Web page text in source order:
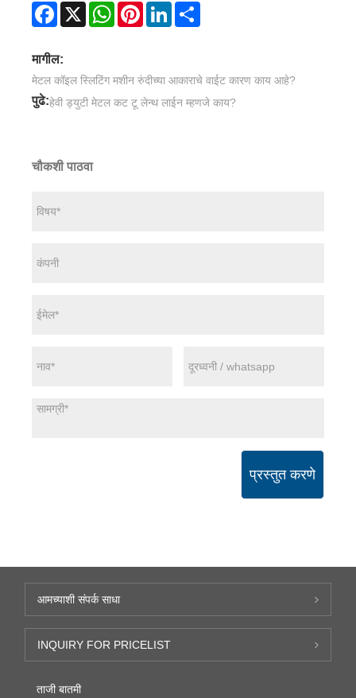
Facebook
X WhatsAppPinterestLinkedIn
मागील:
मेटल कॉइल स्लिटिंग मशीन रुंदीच्या आकाराचे वाईट कारण काय आहे?
पुढे:हेवी ड्युटी मेटल कट टू लेन्थ लाईन म्हणजे काय?
चौकशी पाठवा
प्रस्तुत करणे
आमच्याशी संपर्क साधा
INQUIRY FOR PRICELIST
ताजी बातमी